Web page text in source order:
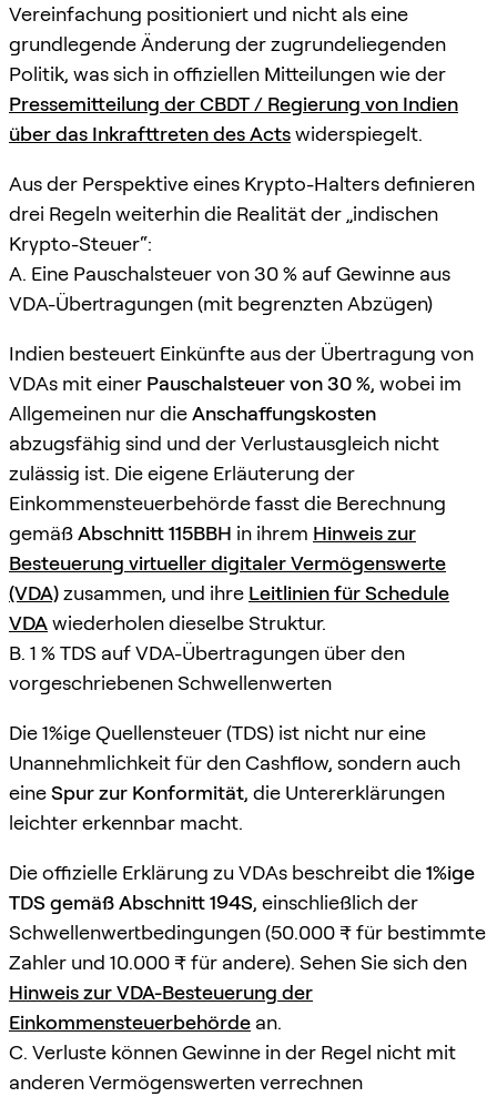
Vereinfachung positioniert und nicht als eine
grundlegende Änderung der zugrundeliegenden
Politik, was sich in offiziellen Mitteilungen wie der
Pressemitteilung der CBDT / Regierung von Indien
über das Inkrafttreten des Actswiderspiegelt.
Aus der Perspektive eines Krypto-Halters definieren
drei Regeln weiterhin die Realität der „indischen
Krypto-Steuer“:
A. Eine Pauschalsteuer von 30 % auf Gewinne aus
VDA-Übertragungen (mit begrenzten Abzügen)
Indien besteuert Einkünfte aus der Übertragung von
VDAs mit einer Pauschalsteuer von 30 %, wobei im
Allgemeinen nur dieAnschaffungskosten
abzugsfähig sind und der Verlustausgleich nicht
zulässig ist. Die eigene Erläuterung der
Einkommensteuerbehörde fasst die Berechnung
gemäßAbschnitt 115BBH in ihrem Hinweis zur
Besteuerung virtueller digitaler Vermögenswerte
(VDA)zusammen, und ihre Leitlinien für Schedule
VDAwiederholen dieselbe Struktur.
B. 1 % TDS auf VDA-Übertragungen über den
vorgeschriebenen Schwellenwerten
Die 1%ige Quellensteuer (TDS) ist nicht nur eine
Unannehmlichkeit für den Cashflow, sondern auch
eineSpur zur Konformität, die Untererklärungen
leichter erkennbar macht.
Die offizielle Erklärung zu VDAs beschreibt die1%ige
TDS gemäß Abschnitt 194S, einschließlich der
Schwellenwertbedingungen (50.000 ₹ für bestimmte
Zahler und 10.000 ₹ für andere). Sehen Sie sich den
Hinweis zur VDA-Besteuerung der
Einkommensteuerbehörde an.
C. Verluste können Gewinne in der Regel nicht mit
anderen Vermögenswerten verrechnen